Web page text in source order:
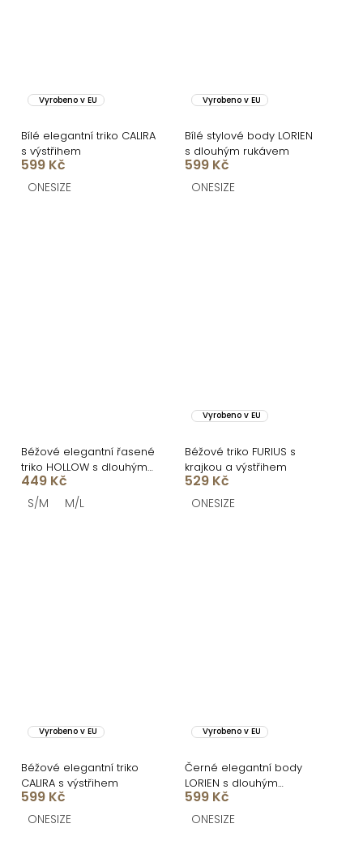
Vyrobeno v EU
Bílé elegantní triko CALIRA
s výstřihem
599 Kč
ONESIZE
Vyrobeno v EU
Bílé stylové body LORIEN
s dlouhým rukávem
599 Kč
ONESIZE
Béžové elegantní řasené
triko HOLLOW s dlouhým
rukávem
449 Kč
S/M M/L
Vyrobeno v EU
Béžové triko FURIUS s
krajkou a výstřihem
529 Kč
ONESIZE
Vyrobeno v EU
Béžové elegantní triko
CALIRA s výstřihem
599 Kč
ONESIZE
Vyrobeno v EU
Černé elegantní body
LORIEN s dlouhým
rukávem a krajkou
599 Kč
ONESIZE